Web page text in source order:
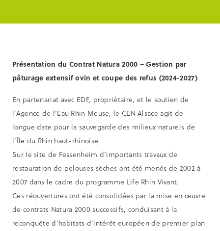
Présentation du Contrat Natura 2000 – Gestion par
pâturage extensif ovin et coupe des refus (2024-2027)
En partenariat avec EDF, propriétaire, et le soutien de
l’Agence de l’Eau Rhin Meuse, le CEN Alsace agit de
longue date pour la sauvegarde des milieux naturels de
l’Île du Rhin haut-rhinoise.
Sur le site de Fessenheim d’importants travaux de
restauration de pelouses sèches ont été menés de 2002 à
2007 dans le cadre du programme Life Rhin Vivant.
Ces réouvertures ont été consolidées par la mise en œuvre
de contrats Natura 2000 successifs, conduisant à la
reconquête d’habitats d’intérêt européen de premier plan